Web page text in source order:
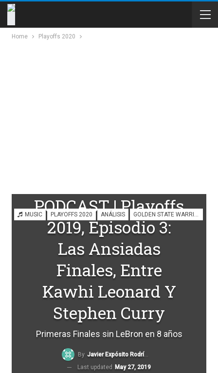
Home Playoffs 2020
MUSIC PLAYOFFS 2020 ANÁLISIS GOLDEN STATE WARRIORS
PODCAST | Playoffs
2019, Episodio 3:
Las Ansiadas
Finales, Entre
Kawhi Leonard Y
Stephen Curry
Primeras Finales sin LeBron en 8 años
By Javier Expósito Rodríguez
Last updated
May 27, 2019